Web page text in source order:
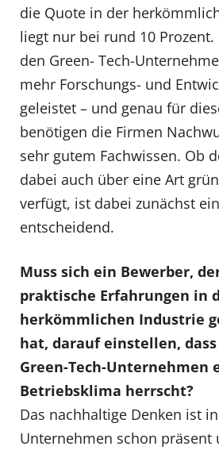
die Quote in der
liegt nur bei rund 10 Prozent.
den Green- Tech-
mehr Forschungs- und
geleistet – und genau für
benötigen die Firmen
sehr gutem Fachwissen. Ob
dabei auch über eine Art
verfügt, ist dabei zunächst
entscheidend.
Muss sich ein Bewerber,
praktische Erfahrungen in
herkömmlichen Industrie
hat, darauf einstellen,
Green-Tech-Unternehmen
Betriebsklima herrscht?
Das nachhaltige Denken ist
Unternehmen schon präsent